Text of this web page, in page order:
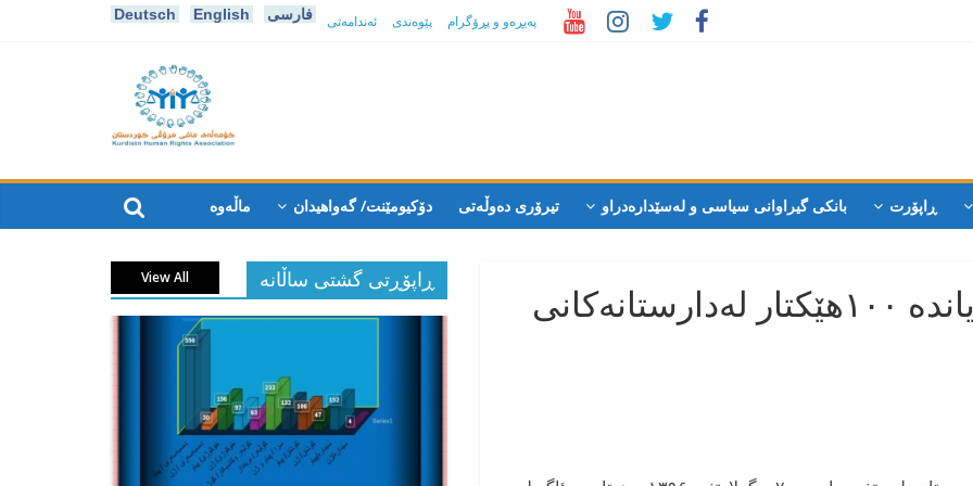
Deutsch English فارسی پەیڕەو و پڕۆگرام پێوەندی ئەندامەتی
كۆمه‌ڵه‌ی
مافی
مرۆڤی
کوردستان
ڕاپۆرت بانکی گیراوانی سیاسی و لەسێدارەدراو تیرۆری دەوڵەتی دۆکیومێنت/ گەواهیدان ماڵەوە
ئاگرکەوتنەوە خەساری گەیاندە ۱۰۰هێکتار لەدارستانەکانی
ڕاپۆڕتی گشتی ساڵانه View All